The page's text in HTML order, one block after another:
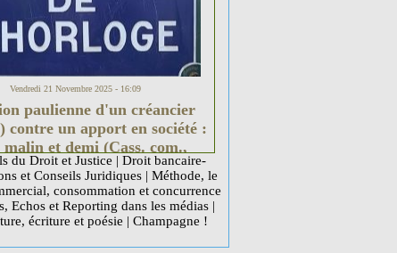
Vendredi 21 Novembre 2025 - 16:09
paulienne d'un créancier
contre un apport en société :
et demi (Cass. com.,
n° 22-20.308, Publié)
du Droit et Justice | Droit bancaire-
et Conseils Juridiques | Méthode, le
consommation et concurrence
Echos et Reporting dans les médias |
écriture et poésie | Champagne !